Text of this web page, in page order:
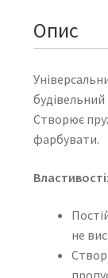
Опис
будівельний
Створює
фарбувати.
Властивості:
не